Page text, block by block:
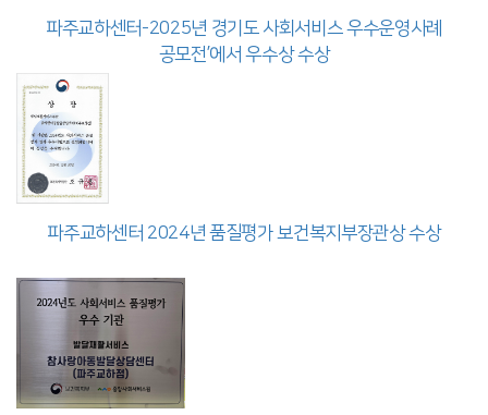
파주교하센터-2025년 경기도 사회서비스 우수운영사례
공모전’에서 우수상 수상
파주교하센터 2024년 품질평가 보건복지부장관상 수상